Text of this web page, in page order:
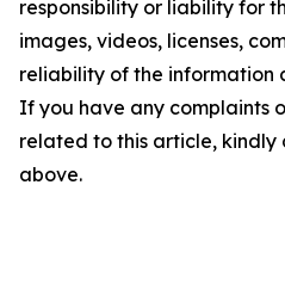
responsibility or liability for
images, videos, licenses,
reliability of the information
If you have any complaints
related to this article,
above.